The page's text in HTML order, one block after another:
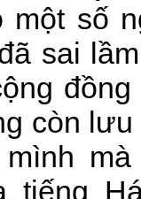
một số
sai
còn
tiếng